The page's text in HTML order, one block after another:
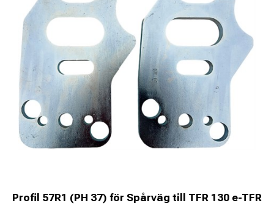
Profil 57R1 (PH 37) för Spårväg till TFR 130 e-TFR